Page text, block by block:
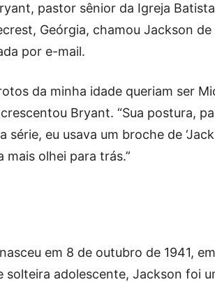
pastor sênior da Igreja
Geórgia, chamou Jackson de
por e-mail.
da minha idade queriam ser
Bryant. “Sua postura,
série, eu usava um broche de
mais olhei para trás.”
em 8 de outubro de 1941,
solteira adolescente, Jackson foi